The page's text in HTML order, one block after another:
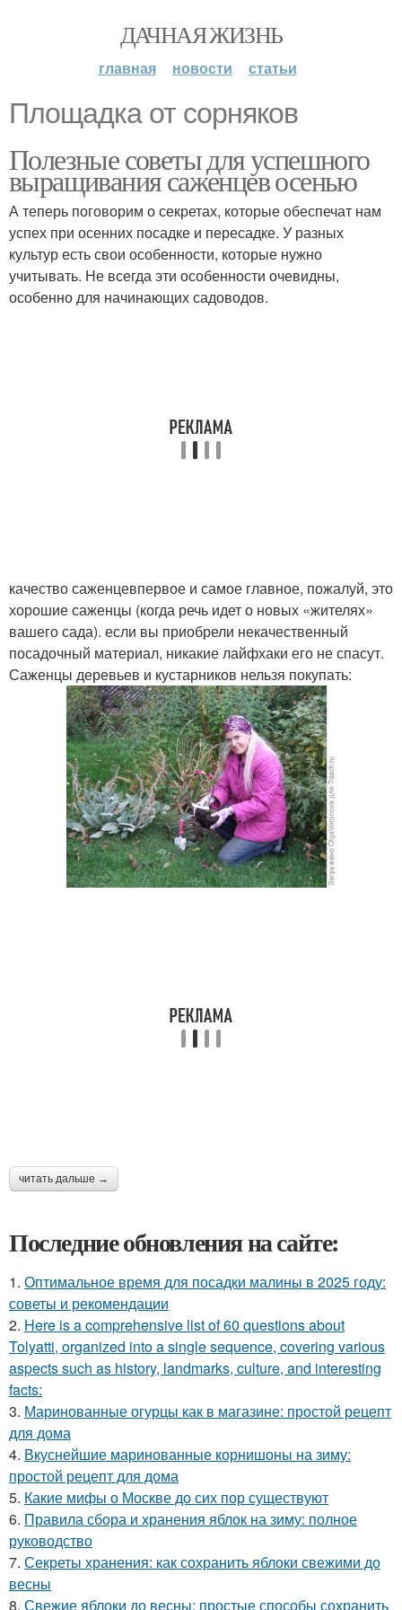
ДАЧНАЯ ЖИЗНЬ
главная новости статьи
Площадка от сорняков
Полезные советы для успешного
выращивания саженцев осенью
А теперь поговорим о секретах, которые обеспечат нам
успех при осенних посадке и пересадке. У разных
культур есть свои особенности, которые нужно
учитывать. Не всегда эти особенности очевидны,
особенно для начинающих садоводов.
качество саженцевпервое и самое главное, пожалуй, это
хорошие саженцы (когда речь идет о новых «жителях»
вашего сада). если вы приобрели некачественный
посадочный материал, никакие лайфхаки его не спасут.
Саженцы деревьев и кустарников нельзя покупать:
читать дальше →
Последние обновления на сайте:
1. Оптимальное время для посадки малины в 2025 году:
советы и рекомендации
2. Here is a comprehensive list of 60 questions about
Tolyatti, organized into a single sequence, covering various
aspects such as history, landmarks, culture, and interesting
facts:
3. Маринованные огурцы как в магазине: простой рецепт
для дома
4. Вкуснейшие маринованные корнишоны на зиму:
простой рецепт для дома
5. Какие мифы о Москве до сих пор существуют
6. Правила сбора и хранения яблок на зиму: полное
руководство
7. Секреты хранения: как сохранить яблоки свежими до
весны
8. Свежие яблоки до весны: простые способы сохранить